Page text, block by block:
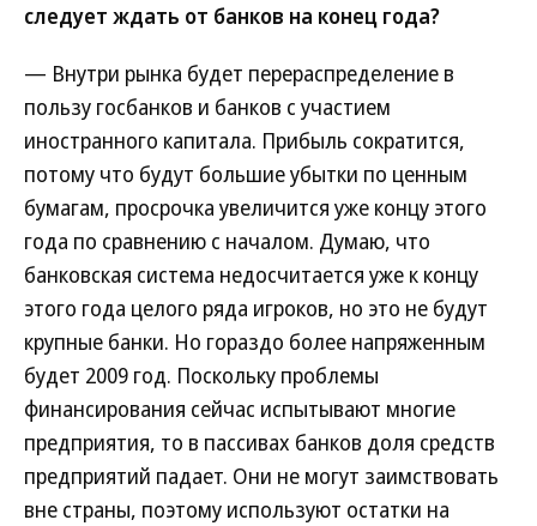
следует ждать от банков на конец года?
— Внутри рынка будет перераспределение в
пользу госбанков и банков с участием
иностранного капитала. Прибыль сократится,
потому что будут большие убытки по ценным
бумагам, просрочка увеличится уже концу этого
года по сравнению с началом. Думаю, что
банковская система недосчитается уже к концу
этого года целого ряда игроков, но это не будут
крупные банки. Но гораздо более напряженным
будет 2009 год. Поскольку проблемы
финансирования сейчас испытывают многие
предприятия, то в пассивах банков доля средств
предприятий падает. Они не могут заимствовать
вне страны, поэтому используют остатки на